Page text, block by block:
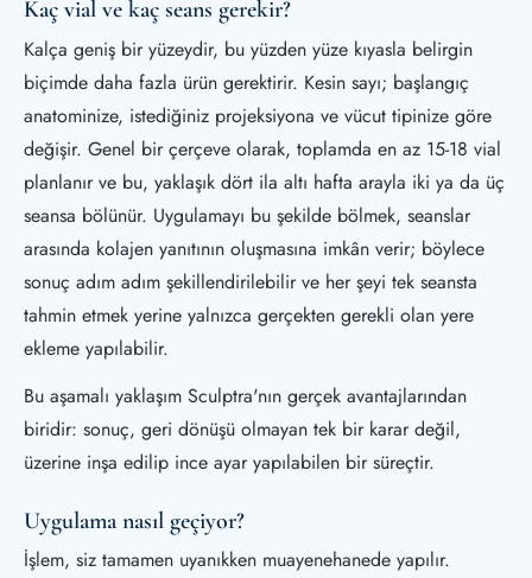
Kaç vial ve kaç seans gerekir?
Kalça geniş bir yüzeydir, bu yüzden yüze kıyasla belirgin
biçimde daha fazla ürün gerektirir. Kesin sayı; başlangıç
anatominize, istediğiniz projeksiyona ve vücut tipinize göre
değişir. Genel bir çerçeve olarak, toplamda en az 15-18 vial
planlanır ve bu, yaklaşık dört ila altı hafta arayla iki ya da üç
seansa bölünür. Uygulamayı bu şekilde bölmek, seanslar
arasında kolajen yanıtının oluşmasına imkân verir; böylece
sonuç adım adım şekillendirilebilir ve her şeyi tek seansta
tahmin etmek yerine yalnızca gerçekten gerekli olan yere
ekleme yapılabilir.
Bu aşamalı yaklaşım Sculptra'nın gerçek avantajlarından
biridir: sonuç, geri dönüşü olmayan tek bir karar değil,
üzerine inşa edilip ince ayar yapılabilen bir süreçtir.
Uygulama nasıl geçiyor?
İşlem, siz tamamen uyanıkken muayenehanede yapılır.